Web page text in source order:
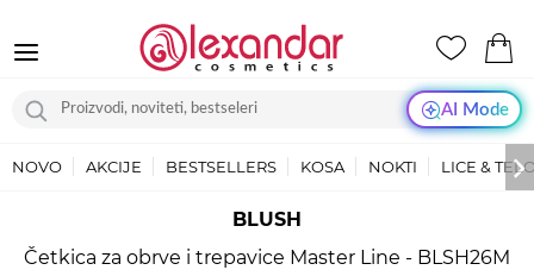
AI Mode
NOVO AKCIJE BESTSELLERS KOSA NOKTI LICE &
BLUSH
Četkica za obrve i trepavice Master Line - BLSH26M